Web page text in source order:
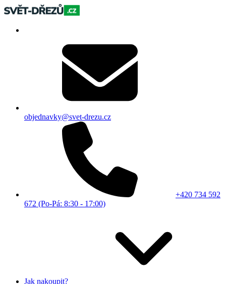
objednavky@svet-drezu.cz
+420 734 592
672 (Po-Pá: 8:30 - 17:00)
Jak nakoupit?